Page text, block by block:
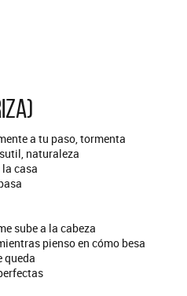
a tu paso, tormenta
naturaleza
casa
sube a la cabeza
pienso en cómo besa
queda